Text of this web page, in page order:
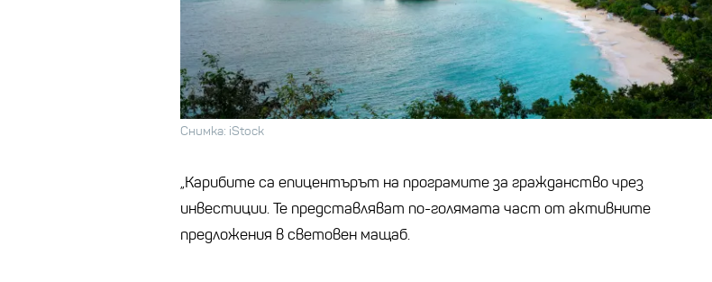
Снимка: iStock
„Карибите са епицентърът на програмите за гражданство чрез
инвестиции. Те представляват по-голямата част от активните
предложения в световен мащаб.